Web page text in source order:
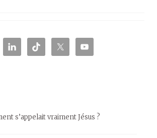
s’appelait vraiment Jésus ?